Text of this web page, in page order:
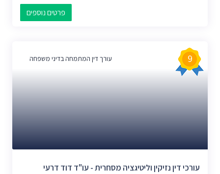
פרטים נוספים
עורך דין המתמחה בדיני משפחה 9
עורכי דין נזיקין וליטיגציה מסחרית - עו"ד דוד דרעי